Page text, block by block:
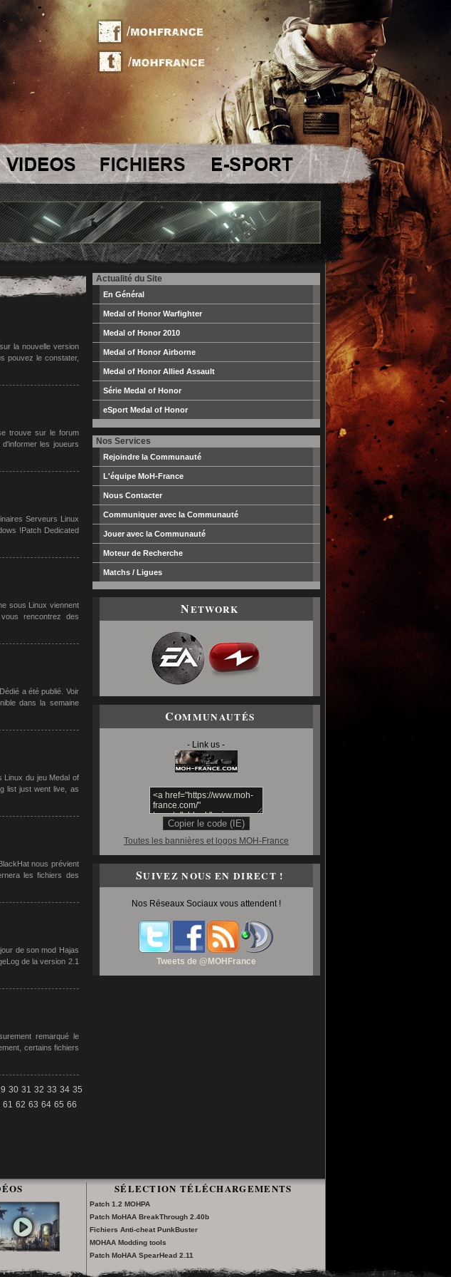
la nouvelle version
pouvez le constater,
trouve sur le forum
les joueurs
Serveurs Linux
!Patch Dedicated
sous Linux viennent
rencontrez des
a été publié. Voir
dans la semaine
Linux du jeu Medal of
list just went live, as
nous prévient
les fichiers des
de son mod Hajas
de la version 2.1
remarqué le
certains fichiers
30 31 32 33 34 35
61 62 63 64 65 66
Actualité du Site
En Général
Medal of Honor Warfighter
Medal of Honor 2010
Medal of Honor Airborne
Medal of Honor Allied Assault
Série Medal of Honor
eSport Medal of Honor
Nos Services
Rejoindre la Communauté
L'équipe MoH-France
Nous Contacter
Communiquer avec la Communauté
Jouer avec la Communauté
Moteur de Recherche
Matchs / Ligues
NETWORK
COMMUNAUTÉS
- Link us -
Toutes les bannières et logos MOH-France
SUIVEZ NOUS EN DIRECT !
Nos Réseaux Sociaux vous attendent !
Tweets de @MOHFrance
SÉLECTION TÉLÉCHARGEMENTS
Patch 1.2 MOHPA
Patch MoHAA BreakThrough 2.40b
Fichiers Anti-cheat PunkBuster
MOHAA Modding tools
Patch MoHAA SpearHead 2.11